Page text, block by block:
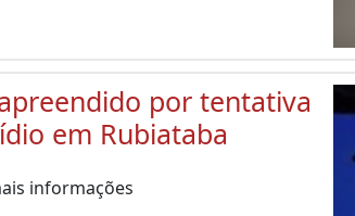
por tentativa
em Rubiataba
informações